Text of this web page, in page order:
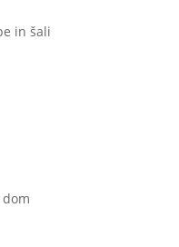
in šali